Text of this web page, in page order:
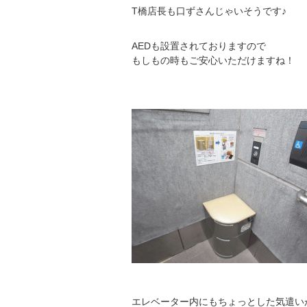
T橋店長も口ずさんじゃいそうです♪
AEDも設置されておりますので
もしもの時もご安心いただけますね！
エレベーター内にもちょっとした気遣い